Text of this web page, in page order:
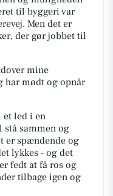
til byggeri var
Men det er
der gør jobbet til
mine
har mødt og opnår
et led i en
stå sammen og
er spændende og
lykkes - og det
fedt at få ros og
tilbage igen og